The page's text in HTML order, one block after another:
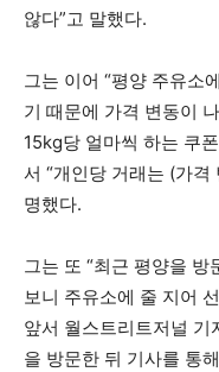
않다”고 말했다.
그는 이어 “평양 주유소
기 때문에 가격 변동이
15kg당 얼마씩 하는 쿠
서 “개인당 거래는 (가격
명했다.
그는 또 “최근 평양을
보니 주유소에 줄 지어
앞서 월스트리트저널
을 방문한 뒤 기사를 통